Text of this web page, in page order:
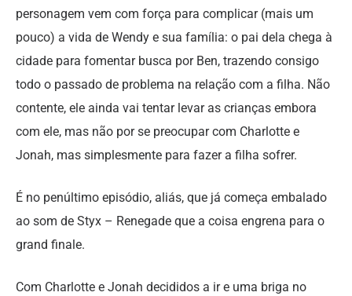
personagem vem com força para complicar (mais um
pouco) a vida de Wendy e sua família: o pai dela chega à
cidade para fomentar busca por Ben, trazendo consigo
todo o passado de problema na relação com a filha. Não
contente, ele ainda vai tentar levar as crianças embora
com ele, mas não por se preocupar com Charlotte e
Jonah, mas simplesmente para fazer a filha sofrer.
É no penúltimo episódio, aliás, que já começa embalado
ao som de Styx – Renegade que a coisa engrena para o
grand finale.
Com Charlotte e Jonah decididos a ir e uma briga no